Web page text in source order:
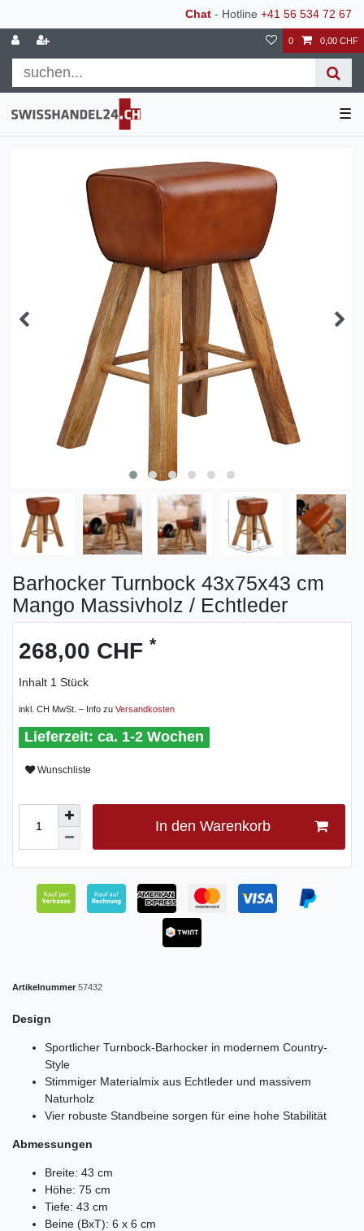
Chat - Hotline +41 56 534 72 67
0 0,00 CHF
☰
Barhocker Turnbock 43x75x43 cm
Mango Massivholz / Echtleder
268,00 CHF *
Inhalt 1 Stück
inkl. CH MwSt. – Info zu Versandkosten
ca. 1-2 Wochen
Wunschliste
In den Warenkorb
Artikelnummer 57432
Design
Sportlicher Turnbock-Barhocker in modernem Country-
Style
Stimmiger Materialmix aus Echtleder und massivem
Naturholz
Vier robuste Standbeine sorgen für eine hohe Stabilität
Abmessungen
Breite: 43 cm
Höhe: 75 cm
Tiefe: 43 cm
Beine (BxT): 6 x 6 cm